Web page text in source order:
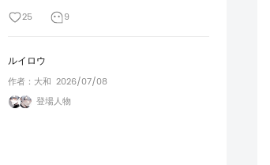
25 9
ルイロウ
作者：大和 2026/07/08
登場人物